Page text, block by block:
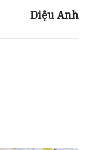
Diệu Anh